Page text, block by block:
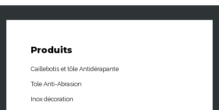
Produits
Caillebotis et tôle Antidérapante
Tole Anti-Abrasion
Inox décoration